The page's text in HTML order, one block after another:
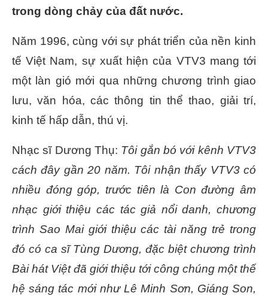
trong dòng chảy của đất nước.
Năm 1996, cùng với sự phát triển của nền kinh
tế Việt Nam, sự xuất hiện của VTV3 mang tới
một làn gió mới qua những chương trình giao
lưu, văn hóa, các thông tin thể thao, giải trí,
kinh tế hấp dẫn, thú vị.
Nhạc sĩ Dương Thụ: Tôi gắn bó với kênh VTV3
cách đây gần 20 năm. Tôi nhận thấy VTV3 có
nhiều đóng góp, trước tiên là Con đường âm
nhạc giới thiệu các tác giả nổi danh, chương
trình Sao Mai giới thiệu các tài năng trẻ trong
đó có ca sĩ Tùng Dương, đặc biệt chương trình
Bài hát Việt đã giới thiệu tới công chúng một thế
hệ sáng tác mới như Lê Minh Sơn, Giáng Son,